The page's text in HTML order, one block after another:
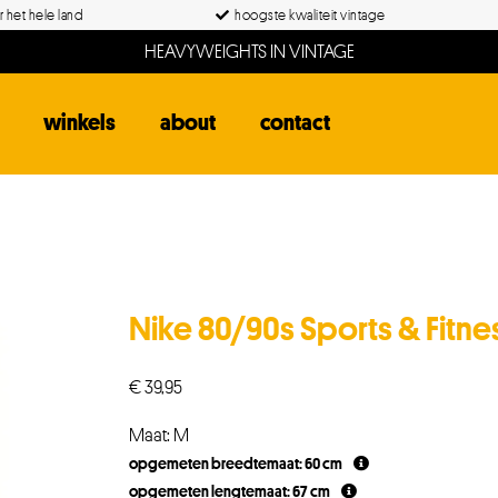
het hele land hoogste kwaliteit vintage
HEAVYWEIGHTS IN VINTAGE
winkels about contact
Nike 80/90s Sports &
€39,95
Maat: M
opgemeten breedtemaat: 60 cm
opgemeten lengtemaat: 67 cm